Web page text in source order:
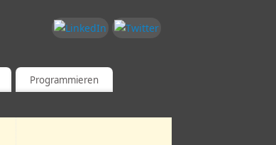
Programmieren